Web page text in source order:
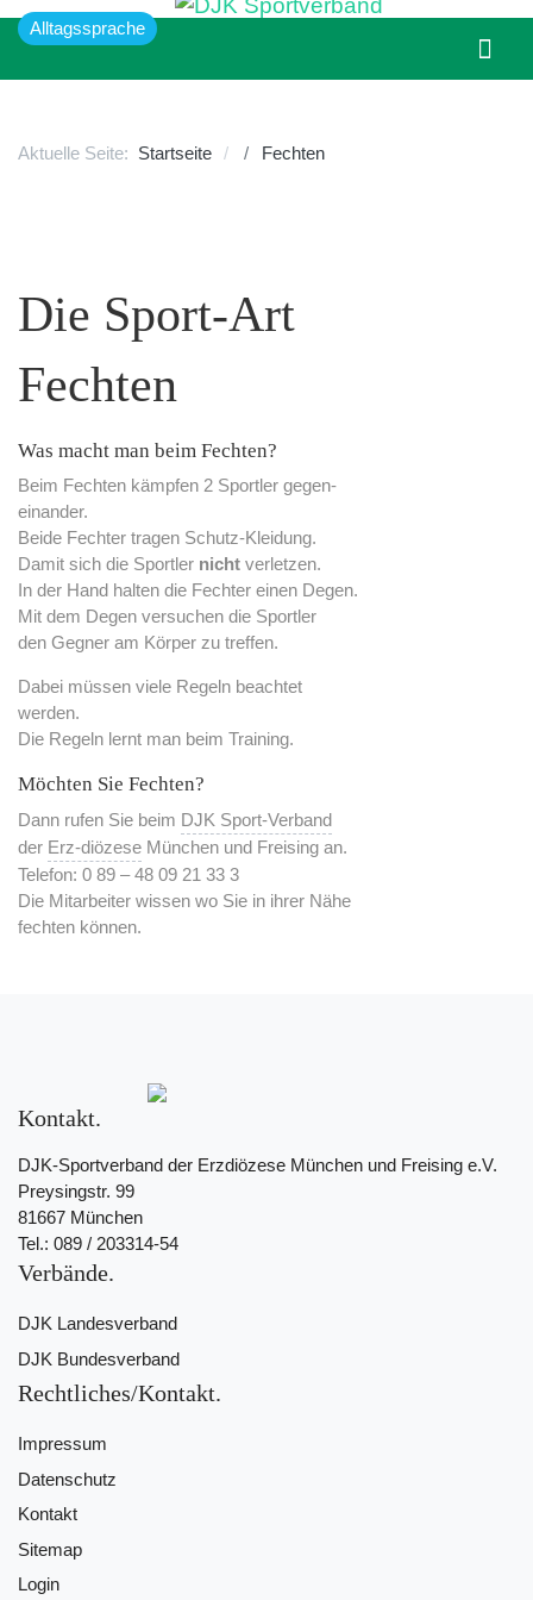
Alltagssprache
Aktuelle Seite: Startseite Fechten
Die Sport-Art
Fechten
Was macht man beim Fechten?
Beim Fechten kämpfen 2 Sportler gegen-
einander.
Beide Fechter tragen Schutz-Kleidung.
Damit sich die Sportler nicht verletzen.
In der Hand halten die Fechter einen Degen.
Mit dem Degen versuchen die Sportler
den Gegner am Körper zu treffen.
Dabei müssen viele Regeln beachtet
werden.
Die Regeln lernt man beim Training.
Möchten Sie Fechten?
Dann rufen Sie beim DJK Sport-Verband
der Erz-diözese München und Freising an.
Telefon: 0 89 – 48 09 21 33 3
Die Mitarbeiter wissen wo Sie in ihrer Nähe
fechten können.
Kontakt
DJK-Sportverband der Erzdiözese München und Freising e.V.
Preysingstr. 99
81667 München
Tel.: 089 / 203314-54
Verbände
DJK Landesverband
DJK Bundesverband
Rechtliches/Kontakt
Impressum
Datenschutz
Kontakt
Sitemap
Login